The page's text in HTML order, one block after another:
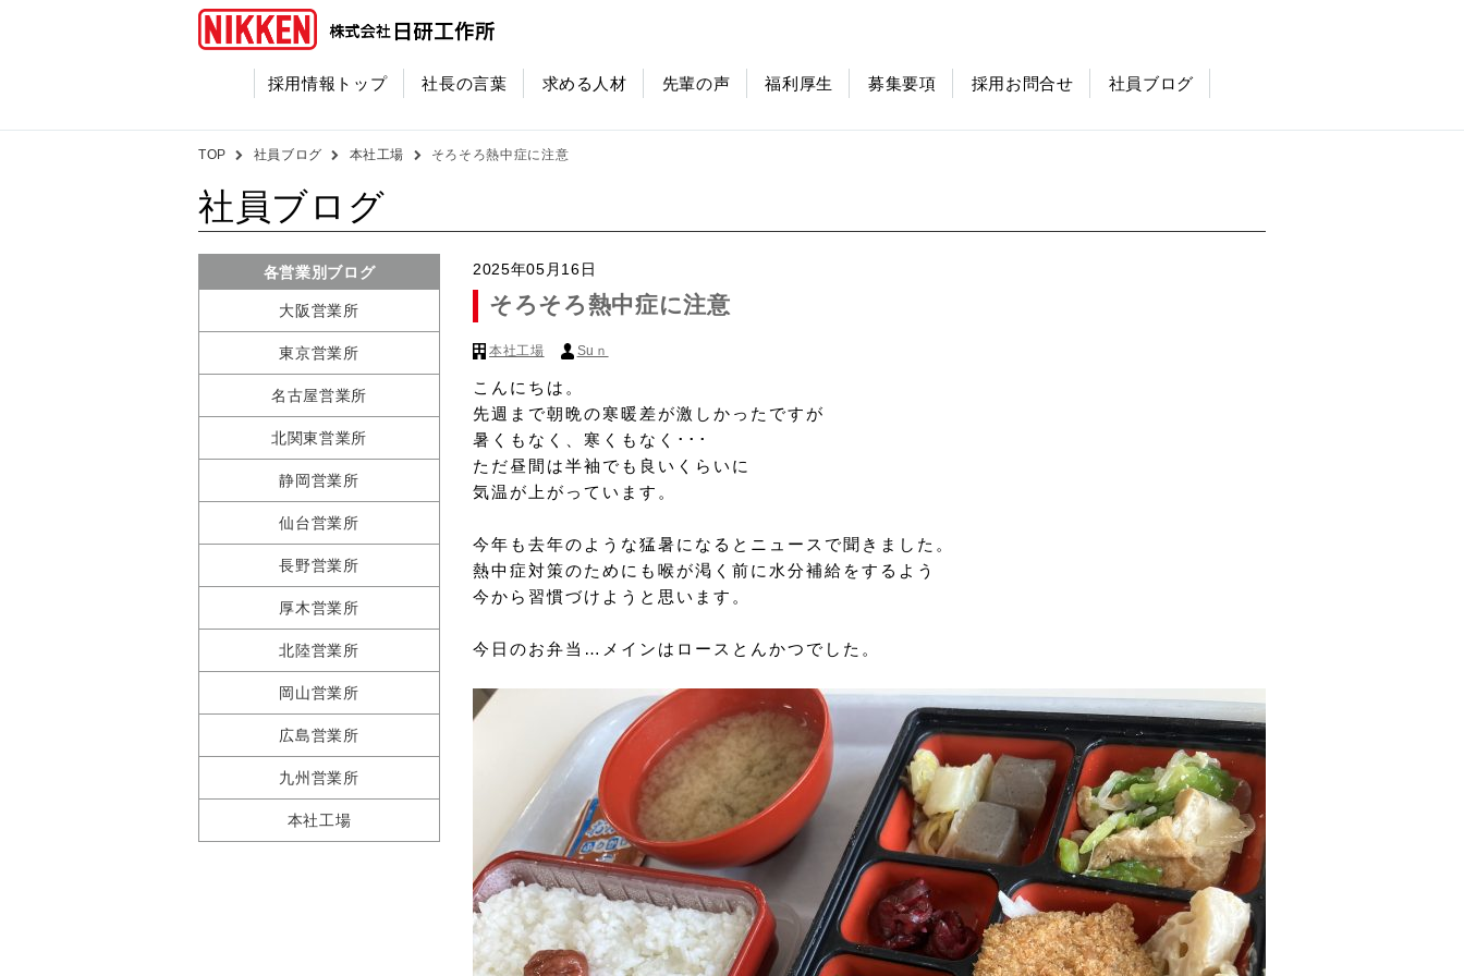
採用情報トップ 社長の言葉 求める人材 先輩の声 福利厚生 募集要項 採用お問合せ 社員ブログ
TOP 社員ブログ 本社工場 そろそろ熱中症に注意
社員ブログ
2025年05月16日
そろそろ熱中症に注意
本社工場 Suｎ
こんにちは。
先週まで朝晩の寒暖差が激しかったですが
暑くもなく、寒くもなく･･･
ただ昼間は半袖でも良いくらいに
気温が上がっています。
今年も去年のような猛暑になるとニュースで聞きました。
熱中症対策のためにも喉が渇く前に水分補給をするよう
今から習慣づけようと思います。
今日のお弁当…メインはロースとんかつでした。
各営業別ブログ
大阪営業所
東京営業所
名古屋営業所
北関東営業所
静岡営業所
仙台営業所
長野営業所
厚木営業所
北陸営業所
岡山営業所
広島営業所
九州営業所
本社工場